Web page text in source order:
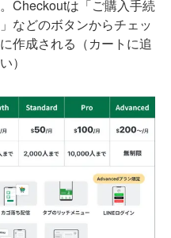
Checkoutは「ご購入手続
などのボタンからチェッ
作成される（カートに追
）